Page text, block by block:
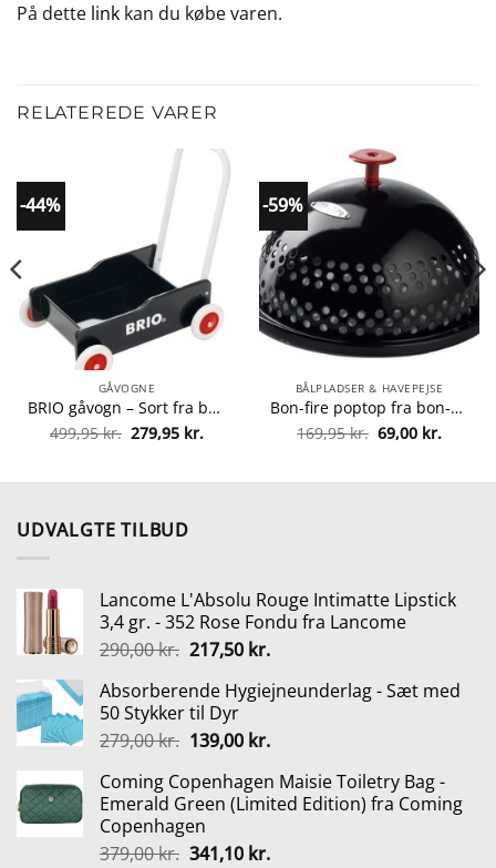
På dette link kan du købe varen.
RELATEREDE VARER
-44%
GÅVOGNE
BRIO gåvogn – Sort fra brio 7312350313512
499,95kr. Den
oprindelige
499,95 kr..
279,95 kr.
aktuelle
279,95 kr..
-59%
BÅLPLADSER & HAVEPEJSE
Bon-fire poptop fra bon-fire 5708085100183
169,95kr. Den
oprindelige
169,95 kr..
69,00 kr.
69,00
UDVALGTE TILBUD
Lancome L'Absolu Rouge Intimatte Lipstick
3,4 gr. - 352 Rose Fondu fra Lancome
290,00kr. Den
pris
var:
290,00 kr..
217,50 kr.Den
pris
217,50 kr..
Absorberende Hygiejneunderlag - Sæt med
50 Stykker til Dyr
279,00kr. Den
pris
var:
279,00 kr..
139,00 kr.Den
pris
er:
Coming Copenhagen Maisie Toiletry Bag -
Emerald Green (Limited Edition) fra Coming
Copenhagen
379,00kr. Den
341,10 kr.Den